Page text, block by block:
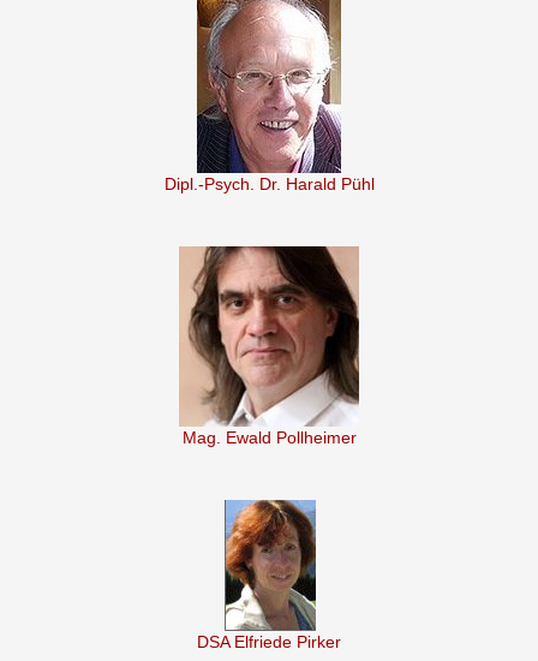
Dipl.-Psych. Dr. Harald Pühl
Mag. Ewald Pollheimer
DSA Elfriede Pirker